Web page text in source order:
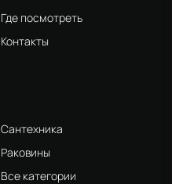
Где посмотреть
Контакты
Сантехника
Раковины
Все категории